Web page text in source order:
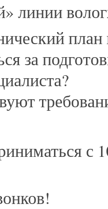
линии
за
с